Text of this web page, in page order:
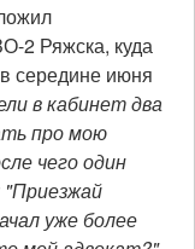
2 Ряжска, куда
середине июня
в кабинет два
про мою
чего один
"Приезжай
уже более